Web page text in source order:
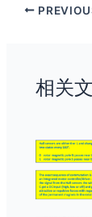
相关